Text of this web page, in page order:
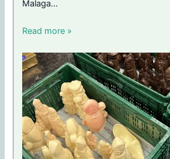
Malaga…
Read more »